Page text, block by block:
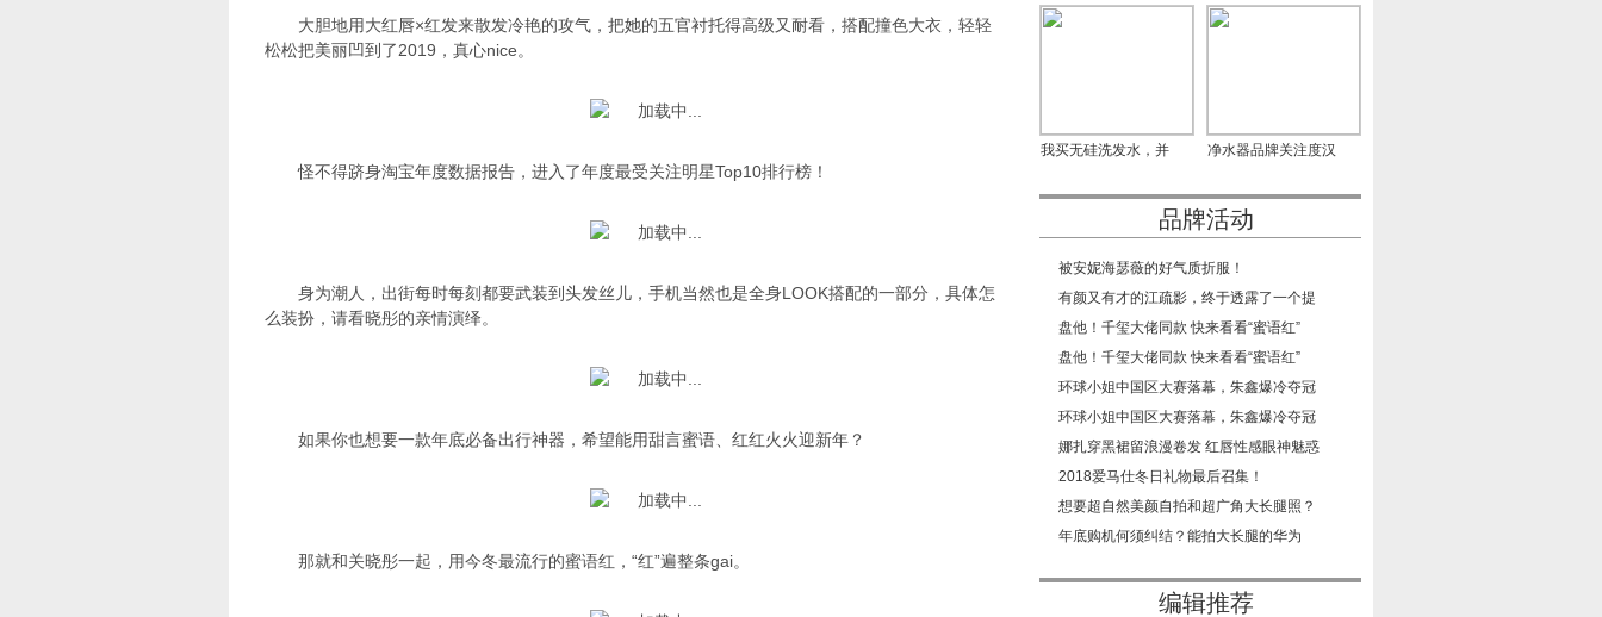
大胆地用大红唇×红发来散发冷艳的攻气，把她的五官衬托得高级又耐看，搭配撞色大衣，轻轻
松松把美丽凹到了2019，真心nice。
怪不得跻身淘宝年度数据报告，进入了年度最受关注明星Top10排行榜！
身为潮人，出街每时每刻都要武装到头发丝儿，手机当然也是全身LOOK搭配的一部分，具体怎
么装扮，请看晓彤的亲情演绎。
如果你也想要一款年底必备出行神器，希望能用甜言蜜语、红红火火迎新年？
那就和关晓彤一起，用今冬最流行的蜜语红，“红”遍整条gai。
我买无硅洗发水，并
净水器品牌关注度汉
品牌活动
​被安妮海瑟薇的好气质折服！
​有颜又有才的江疏影，终于透露了一个提
​盘他！千玺大佬同款 快来看看“蜜语红”
​盘他！千玺大佬同款 快来看看“蜜语红”
​环球小姐中国区大赛落幕，朱鑫爆冷夺冠
​环球小姐中国区大赛落幕，朱鑫爆冷夺冠
​娜扎穿黑裙留浪漫卷发 红唇性感眼神魅惑
​2018爱马仕冬日礼物最后召集！
​想要超自然美颜自拍和超广角大长腿照？
​年底购机何须纠结？能拍大长腿的华为
编辑推荐